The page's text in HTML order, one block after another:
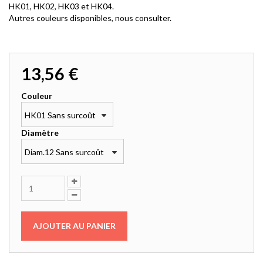
HK01, HK02, HK03 et HK04.
Autres couleurs disponibles, nous consulter.
13,56 €
Couleur
HK01 Sans surcoût
Diamètre
Diam.12 Sans surcoût